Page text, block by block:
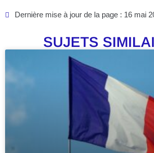
Dernière mise à jour de la page : 16 mai
SUJETS